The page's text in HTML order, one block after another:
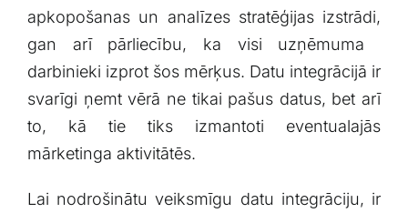
apkopošanas un‍ analīzes stratēģijas izstrādi,
gan arī pārliecību, ka visi ‌uzņēmuma ​
darbinieki izprot ‍šos mērķus. Datu integrācijā ir
svarīgi ņemt vērā ne tikai pašus datus, bet arī
to, kā​ tie⁢ tiks izmantoti eventualajās
mārketinga aktivitātēs.
Lai nodrošinātu veiksmīgu⁢ datu integrāciju, ir